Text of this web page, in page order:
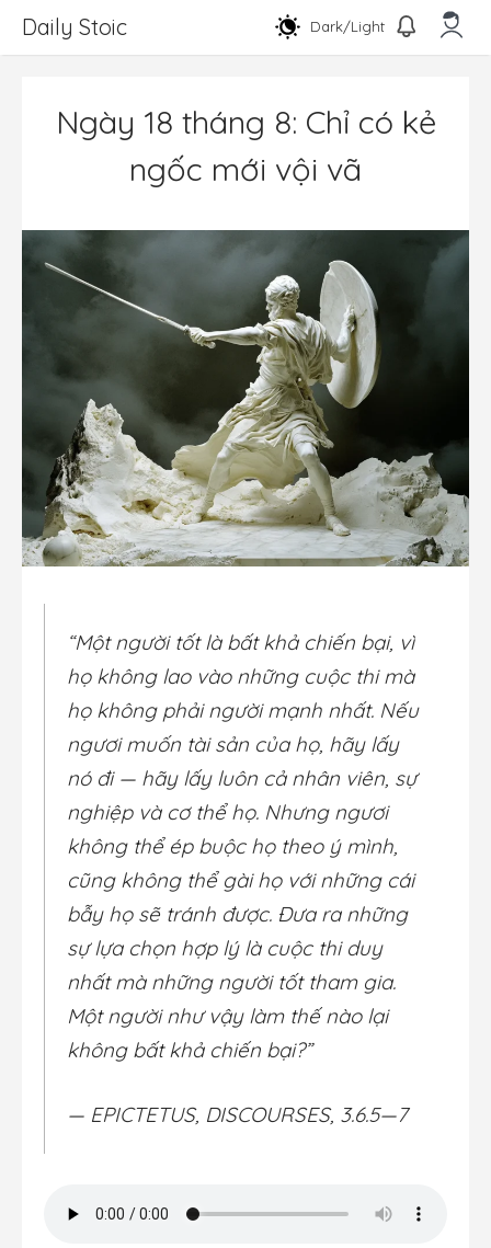
đến
Daily Stoic Dark/Light
Ngày 18 tháng 8: Chỉ có kẻ
ngốc mới vội vã
“Một người tốt là bất khả chiến bại, vì
họ không lao vào những cuộc thi mà
họ không phải người mạnh nhất. Nếu
ngươi muốn tài sản của họ, hãy lấy
nó đi — hãy lấy luôn cả nhân viên, sự
nghiệp và cơ thể họ. Nhưng ngươi
không thể ép buộc họ theo ý mình,
cũng không thể gài họ với những cái
bẫy họ sẽ tránh được. Đưa ra những
sự lựa chọn hợp lý là cuộc thi duy
nhất mà những người tốt tham gia.
Một người như vậy làm thế nào lại
không bất khả chiến bại?”
— EPICTETUS, DISCOURSES, 3.6.5—7